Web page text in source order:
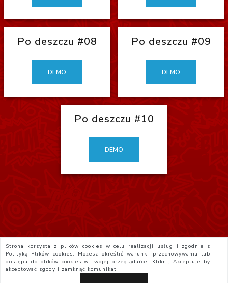
Po deszczu #08
DEMO
Po deszczu #09
DEMO
Po deszczu #10
DEMO
Strona korzysta z plików cookies w celu realizacji usług i zgodnie z
Polityką Plików cookies. Możesz określić warunki przechowywania lub
dostępu do plików cookies w Twojej przeglądarce. KliknijAkceptuje by
akceptować zgody i zamknąć komunikat